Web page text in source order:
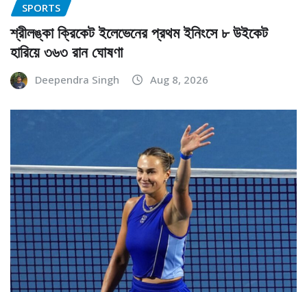
SPORTS
শ্রীলঙ্কা ক্রিকেট ইলেভেনের প্রথম ইনিংসে ৮ উইকেট
হারিয়ে ৩৬৩ রান ঘোষণা
Deependra Singh Aug 8, 2026